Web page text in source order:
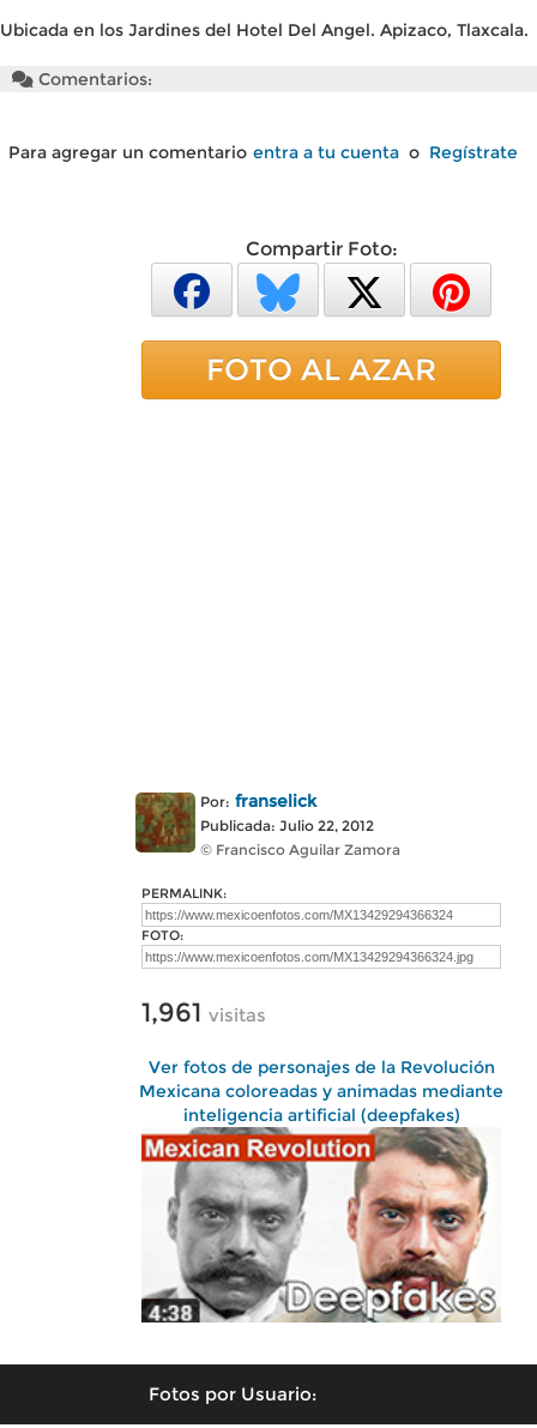
Ubicada en los Jardines del Hotel Del Angel. Apizaco, Tlaxcala.
Comentarios:
Para agregar un comentario entra a tu cuenta o Regístrate
Compartir Foto:
FOTO AL AZAR
Por: franselick
Publicada: Julio 22, 2012
© Francisco Aguilar Zamora
PERMALINK:
FOTO:
1,961 visitas
Ver fotos de personajes de la Revolución
Mexicana coloreadas y animadas mediante
inteligencia artificial (deepfakes)
Fotos por Usuario: